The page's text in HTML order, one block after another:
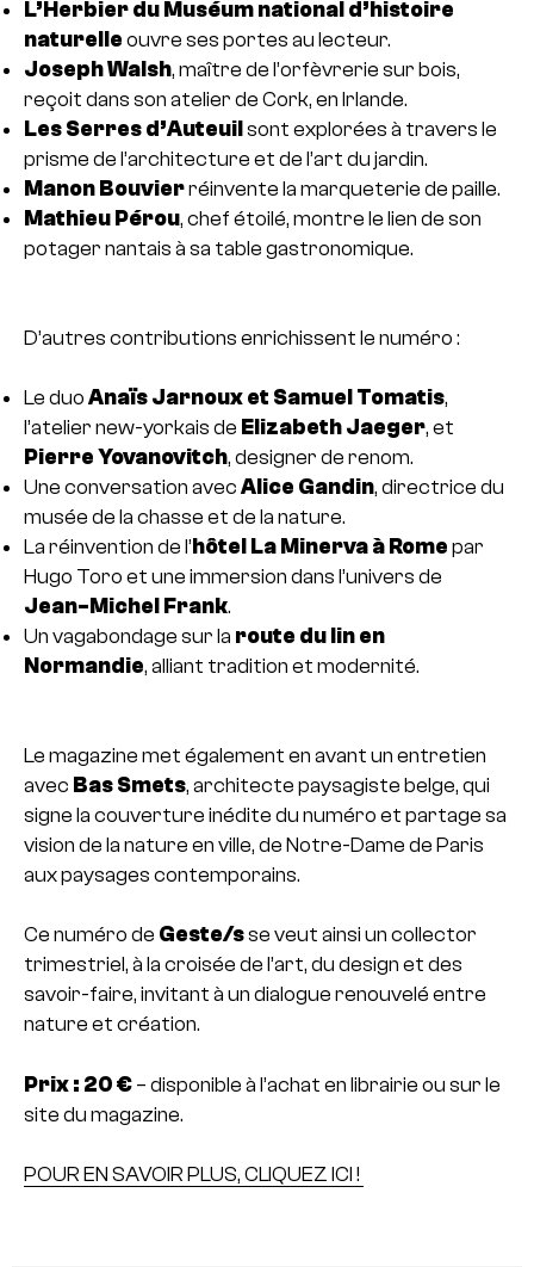
L’Herbier du Muséum national d’histoire
naturelle ouvre ses portes au lecteur.
Joseph Walsh, maître de l’orfèvrerie sur bois,
reçoit dans son atelier de Cork, en Irlande.
Les Serres d’Auteuilsont explorées à travers le
prisme de l’architecture et de l’art du jardin.
Manon Bouvierréinvente la marqueterie de paille.
Mathieu Pérou, chef étoilé, montre le lien de son
potager nantais à sa table gastronomique.
D’autres contributions enrichissent le numéro :
Le duo Anaïs Jarnoux et Samuel Tomatis,
l’atelier new-yorkais de Elizabeth Jaeger, et
Pierre Yovanovitch, designer de renom.
Une conversation avec Alice Gandin, directrice du
musée de la chasse et de la nature.
La réinvention de l’hôtel La Minerva à Rome par
Hugo Toro et une immersion dans l’univers de
Jean-Michel Frank.
Un vagabondage sur la route du lin en
Normandie, alliant tradition et modernité.
Le magazine met également en avant un entretien
avec Bas Smets, architecte paysagiste belge, qui
signe la couverture inédite du numéro et partage sa
vision de la nature en ville, de Notre-Dame de Paris
aux paysages contemporains.
Ce numéro de Geste/sse veut ainsi un collector
trimestriel, à la croisée de l’art, du design et des
savoir-faire, invitant à un dialogue renouvelé entre
nature et création.
Prix : 20 € – disponible à l’achat en librairie ou sur le
site du magazine.
POUR EN SAVOIR PLUS, CLIQUEZ ICI !